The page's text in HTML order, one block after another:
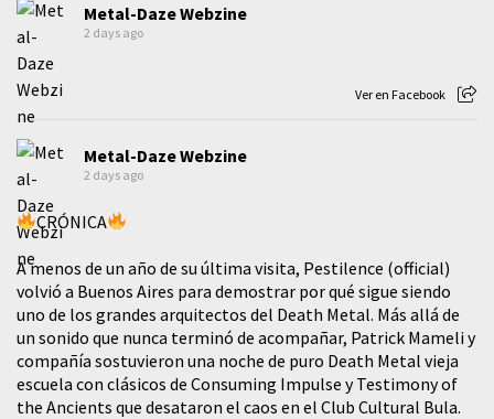
Metal-Daze Webzine
2 days ago
Ver en Facebook
Metal-Daze Webzine
2 days ago
CRÓNICA
A menos de un año de su última visita, Pestilence (official)
volvió a Buenos Aires para demostrar por qué sigue siendo
uno de los grandes arquitectos del Death Metal. Más allá de
un sonido que nunca terminó de acompañar, Patrick Mameli y
compañía sostuvieron una noche de puro Death Metal vieja
escuela con clásicos de Consuming Impulse y Testimony of
the Ancients que desataron el caos en el Club Cultural Bula.